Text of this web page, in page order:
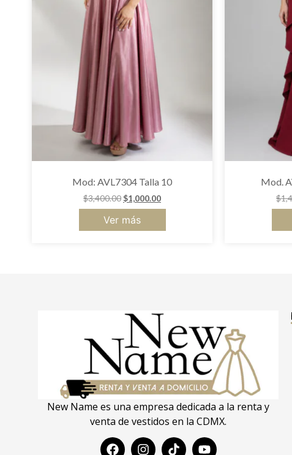
Mod: AVL7304 Talla 10
$3,400.00$1,000.00
Ver más
Mod.
$
New Name es una empresa dedicada a la renta y
venta de vestidos en la CDMX.